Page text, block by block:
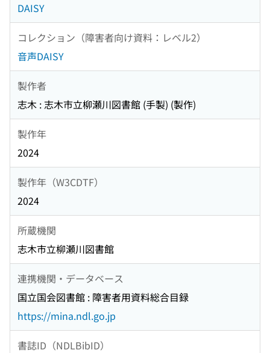
DAISY
コレクション（障害者向け資料：レベル2）
音声DAISY
製作者
志木 : 志木市立柳瀬川図書館 (手製) (製作)
製作年
2024
製作年（W3CDTF）
2024
所蔵機関
志木市立柳瀬川図書館
連携機関・データベース
国立国会図書館 : 障害者用資料総合目録
https://mina.ndl.go.jp
書誌ID（NDLBibID）